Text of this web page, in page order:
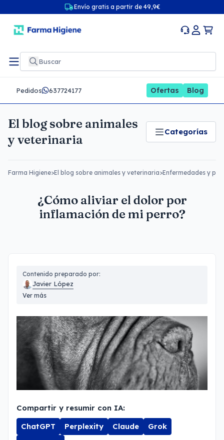
Envío gratis a partir de 49,9€
Pedidos 637724177 Ofertas Blog
El blog sobre animales
y veterinaria
Categorías
Farma Higiene>El blog sobre animales y veterinaria>Enfermedades y
¿Cómo aliviar el dolor por
inflamación de mi perro?
Contenido preparado por:
Javier López
Ver más
Compartir y resumir con IA:
ChatGPT
Perplexity Claude
Grok